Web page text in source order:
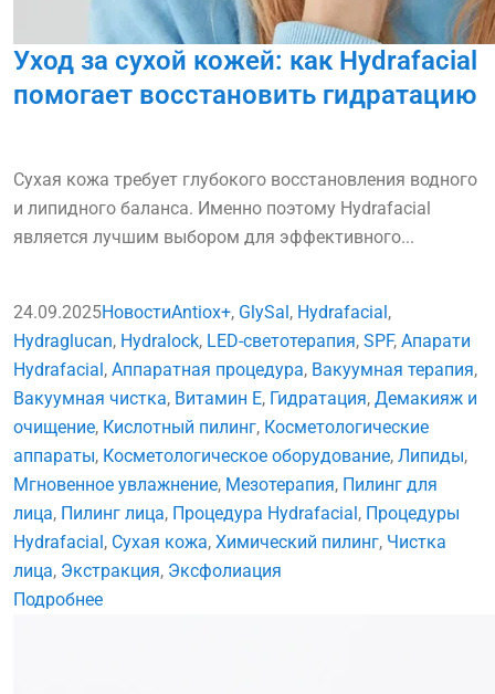
Уход за сухой кожей: как Hydrafacial
помогает восстановить гидратацию
Сухая кожа требует глубокого восстановления водного
и липидного баланса. Именно поэтому Hydrafacial
является лучшим выбором для эффективного...
24.09.2025НовостиAntiox+, GlySal , Hydrafacial ,
Hydraglucan, Hydralock, LED-светотерапия, SPF, Апарати
Hydrafacial , Аппаратная процедура, Вакуумная терапия,
Вакуумная чистка, Витамин E, Гидратация, Демакияж и
очищение, Кислотный пилинг, Косметологические
аппараты, Косметологическое оборудование, Липиды,
Мгновенное увлажнение, Мезотерапия, Пилинг для
лица, Пилинг лица, Процедура Hydrafacial , Процедуры
Hydrafacial , Сухая кожа, Химический пилинг, Чистка
лица, Экстракция, Эксфолиация
Подробнее